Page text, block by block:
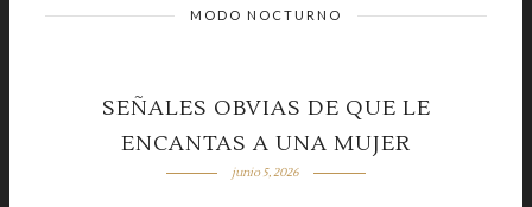
MODO NOCTURNO
SEÑALES OBVIAS DE QUE LE
ENCANTAS A UNA MUJER
junio 5, 2026